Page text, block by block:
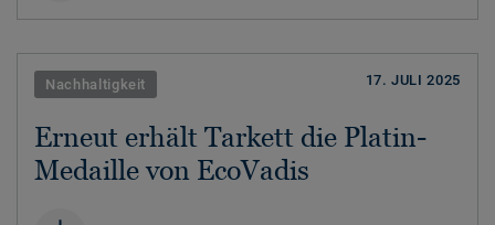
Nachhaltigkeit 17. JULI 2025
Erneut erhält Tarkett die Platin-
Medaille von EcoVadis